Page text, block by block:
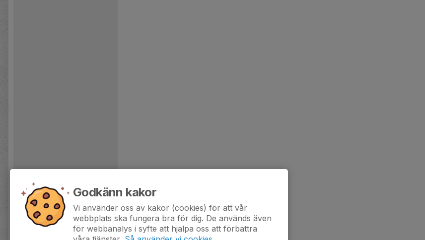
Godkänn kakor
Vi använder oss av kakor (cookies) för att vår
webbplats ska fungera bra för dig. De används även
för webbanalys i syfte att hjälpa oss att förbättra